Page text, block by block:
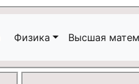
Физика Высшая